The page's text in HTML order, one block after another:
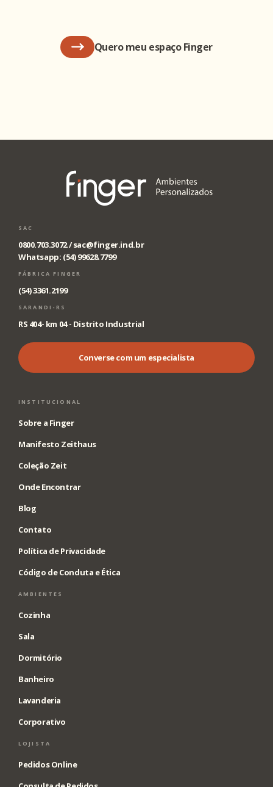
Quero meu espaço Finger
SAC
0800.703.3072 /sac@finger.ind.br
Whatsapp: (54) 99628.7799
FÁBRICA FINGER
(54) 3361.2199
SARANDI-RS
RS 404- km 04 - Distrito Industrial
Converse com um especialista
INSTITUCIONAL
Sobre a Finger
Manifesto Zeithaus
Coleção Zeit
Onde Encontrar
Blog
Contato
Política de Privacidade
Código de Conduta e Ética
AMBIENTES
Cozinha
Sala
Dormitório
Banheiro
Lavanderia
Corporativo
LOJISTA
Pedidos Online